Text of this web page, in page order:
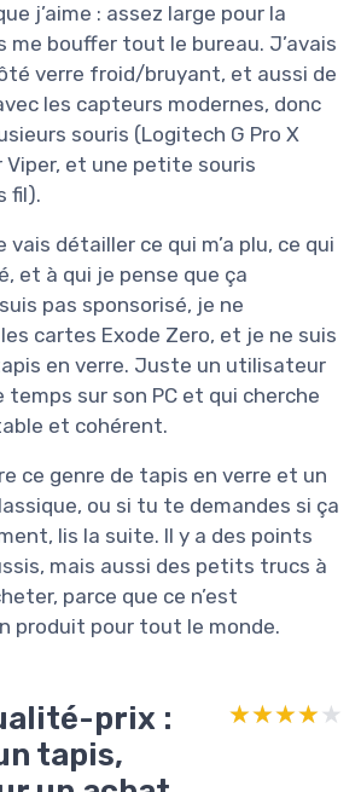
j’aime : assez large pour la
me bouffer tout le bureau. J’avais
verre froid/bruyant, et aussi de
les capteurs modernes, donc
souris (Logitech G Pro X
Viper, et une petite souris
fil).
détailler ce qui m’a plu, ce qui
et à qui je pense que ça
pas sponsorisé, je ne
cartes Exode Zero, et je ne suis
en verre. Juste un utilisateur
temps sur son PC et qui cherche
et cohérent.
ce genre de tapis en verre et un
ou si tu te demandes si ça
lis la suite. Il y a des points
mais aussi des petits trucs à
parce que ce n’est
produit pour tout le monde.
prix :
tapis,
★★★★★
★★★★★